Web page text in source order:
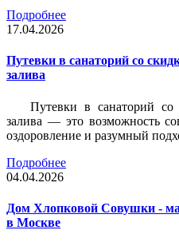
Подробнее
17.04.2026
Путевки в санаторий со
залива
Путевки в санаторий
залива — это возможность
оздоровление и разумный
Подробнее
04.04.2026
Дом Хлопковой Совушки -
в Москве